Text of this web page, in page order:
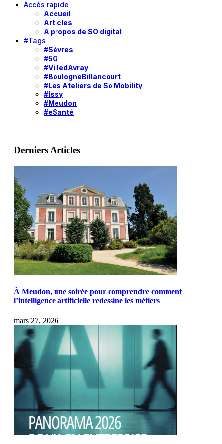
Accès rapide
Accueil
Articles
A propos de SO digital
#Tags
#Sèvres
#5G
#VilledAvray
#BoulogneBillancourt
#Les Ateliers de So Mobility
#Issy
#Meudon
#eSanté
Derniers Articles
À Meudon, une soirée pour comprendre comment
l’intelligence artificielle redessine les métiers
mars 27, 2026